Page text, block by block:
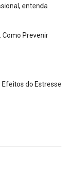
entenda
Como Prevenir
Efeitos do Estresse